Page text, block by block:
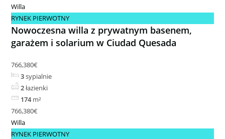
Willa
RYNEK PIERWOTNY
Nowoczesna willa z prywatnym basenem,
garażem i solarium w Ciudad Quesada
766,380€
3sypialnie
2łazienki
174m²
766,380€
Willa
RYNEK PIERWOTNY